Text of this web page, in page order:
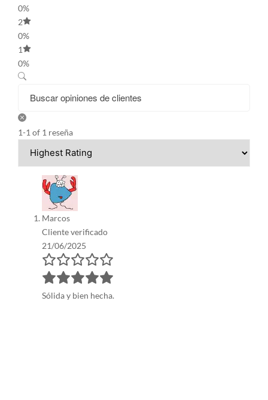
0%
2
0%
1
0%
1-1 of 1 reseña
Marcos
Cliente verificado
21/06/2025
Sólida y bien hecha.